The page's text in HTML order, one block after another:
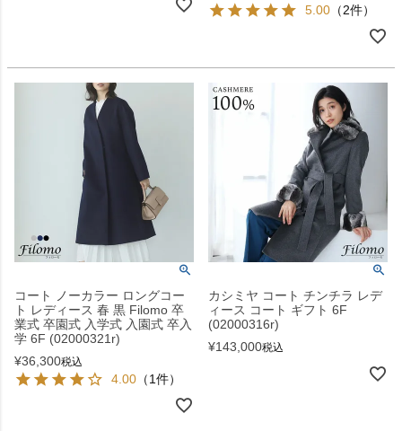
5.00 （2件）
コート ノーカラー ロングコー
ト レディース 春 黒 Filomo 卒
業式 卒園式 入学式 入園式 卒入
学 6F (02000321r)
¥36,300税込
4.00 （1件）
カシミヤ コート チンチラ レデ
ィース コート ギフト 6F
(02000316r)
¥143,000税込